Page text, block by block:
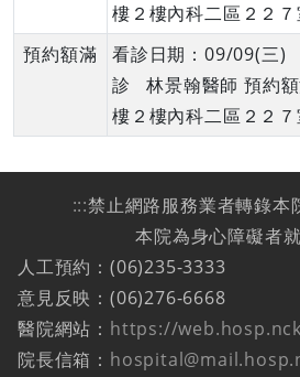
樓２樓內科二區２２７
預約額滿
看診日期：09/09(三
診 林景翰醫師 預約
樓２樓內科二區２２７
:::禁止網路服務業者轉錄本
本院為身心障礙者
人工預約：(06)235-3333
意見反映：(06)276-6668
醫院網站： https://
院長信箱：